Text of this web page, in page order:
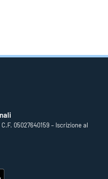
05027640159 – Iscrizione al